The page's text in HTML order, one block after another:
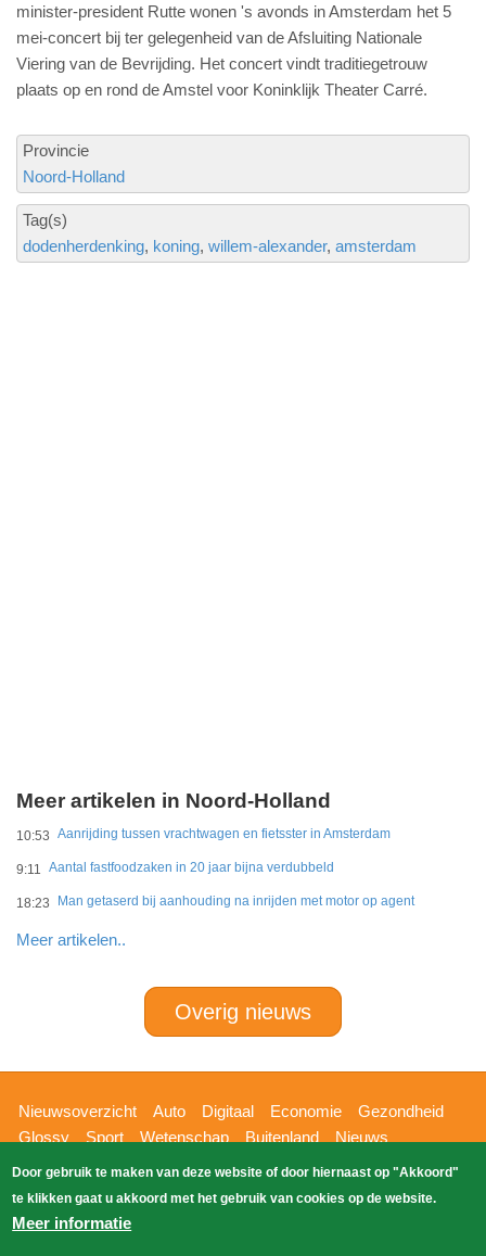
minister-president Rutte wonen 's avonds in Amsterdam het 5
mei-concert bij ter gelegenheid van de Afsluiting Nationale
Viering van de Bevrijding. Het concert vindt traditiegetrouw
plaats op en rond de Amstel voor Koninklijk Theater Carré.
Provincie
Noord-Holland
Tag(s)
dodenherdenking koning willem-alexander amsterdam
Meer artikelen in Noord-Holland
10:53 Aanrijding tussen vrachtwagen en fietsster in Amsterdam
9:11 Aantal fastfoodzaken in 20 jaar bijna verdubbeld
18:23 Man getaserd bij aanhouding na inrijden met motor op agent
Meer artikelen..
Overig nieuws
Hoofdnavigatie
Nieuwsoverzicht Auto Digitaal Economie
Gezondheid
Glossy
Sport Wetenschap Buitenland
Nieuws
Bizzpress
Blik op 112 Provincies
Weekoverzicht
Zoeken
Copyright Blik Op Nieuws 2026gehost
Door gebruik te maken van deze website of door hiernaast op "Akkoord"
te klikken gaat u akkoord met het gebruik van cookies op de website.
Meer informatie